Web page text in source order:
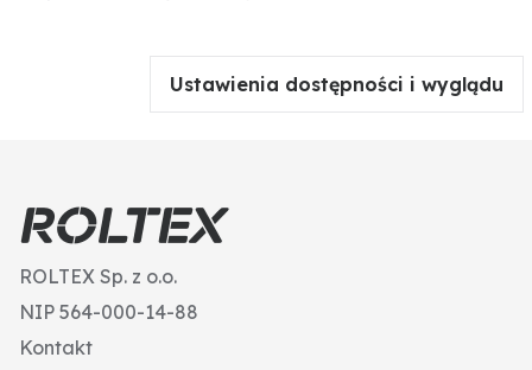
Ustawienia dostępności i wyglądu
ROLTEX Sp. z o.o.
NIP 564-000-14-88
Kontakt